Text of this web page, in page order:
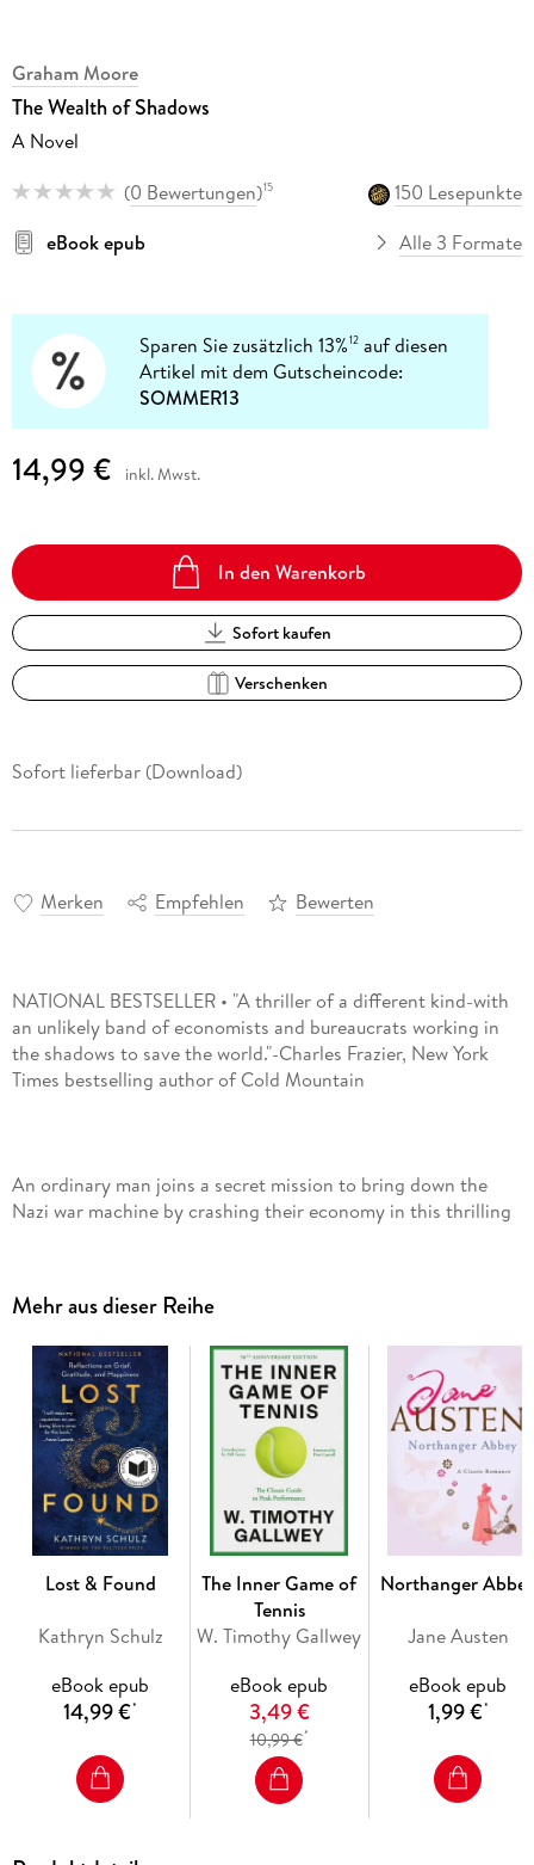
Graham Moore
The Wealth of Shadows
A Novel
(0 Bewertungen)15
150 Lesepunkte
eBook epub
Alle 3 Formate
Sparen Sie zusätzlich 13%12 auf diesen
Artikel mit dem Gutscheincode:
SOMMER13
14,99 € inkl. Mwst.
In den Warenkorb
Sofort kaufen
Verschenken
Sofort lieferbar (Download)
Merken Empfehlen Bewerten
NATIONAL BESTSELLER • "A thriller of a different kind-with
an unlikely band of economists and bureaucrats working in
the shadows to save the world."-Charles Frazier, New York
An ordinary man joins a secret mission to bring down the
Nazi war machine by crashing their economy in this thrilling
1939. Ansel Luxford has everything a person could want-a
comfortable career, a brilliant spouse, a beautiful new baby.
But he is obsessed by a belief that Europe is on the precipice
of a war that will grow to consume the world. The United
States is officially proclaiming neutrality in any foreign
conflict, but when Ansel is offered an opportunity to move to
Washington, D. C. , to join a clandestine project within the
Treasury Department that is working to undermine Nazi
Germany, he uproots his family overnight and takes on the
challenge of a lifetime.
Mehr aus dieser Reihe
Lost & Found
Kathryn Schulz
eBook epub
14,99 €*
The Inner Game of
Tennis
W. Timothy Gallwey
eBook epub
3,49 €
10,99 €*
Northanger
Jane Austen
eBook epub
1,99 €*